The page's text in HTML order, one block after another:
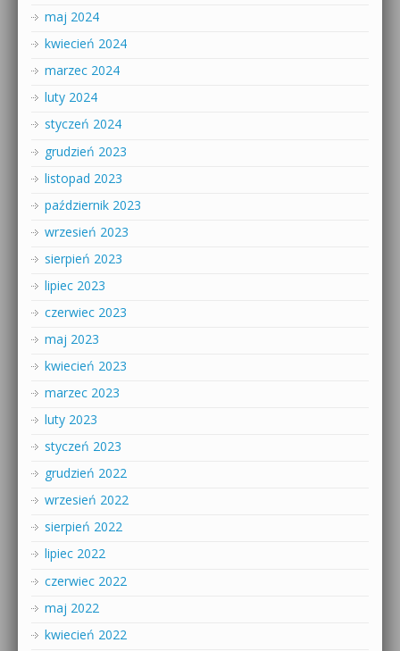
maj 2024
kwiecień 2024
marzec 2024
luty 2024
styczeń 2024
grudzień 2023
listopad 2023
październik 2023
wrzesień 2023
sierpień 2023
lipiec 2023
czerwiec 2023
maj 2023
kwiecień 2023
marzec 2023
luty 2023
styczeń 2023
grudzień 2022
wrzesień 2022
sierpień 2022
lipiec 2022
czerwiec 2022
maj 2022
kwiecień 2022